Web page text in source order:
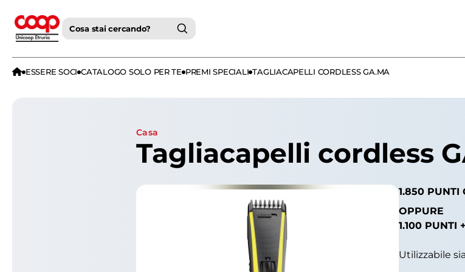
Cosa stai cercando?
ESSERE SOCI CATALOGO SOLO PER TE PREMI SPECIALI TAGLIACAPELLI CORDLESS GA.MA
casa
Tagliacapelli cordless
1.850 PUNTI
OPPURE
1.100 PUNTI
Utilizzabile